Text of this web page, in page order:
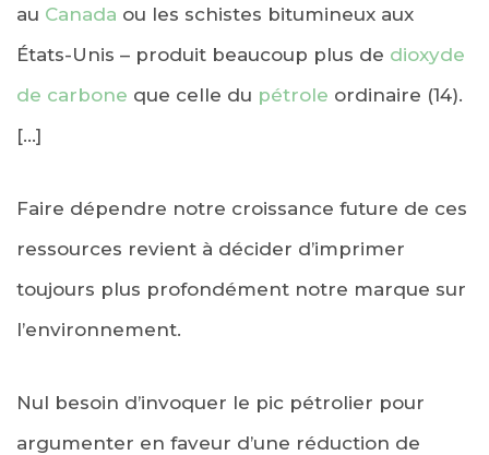
au Canada ou les schistes bitumineux aux
États-Unis – produit beaucoup plus de dioxyde
de carbone que celle du pétrole ordinaire (14).
[…]
Faire dépendre notre croissance future de ces
ressources revient à décider d’imprimer
toujours plus profondément notre marque sur
l’environnement.
Nul besoin d’invoquer le pic pétrolier pour
argumenter en faveur d’une réduction de